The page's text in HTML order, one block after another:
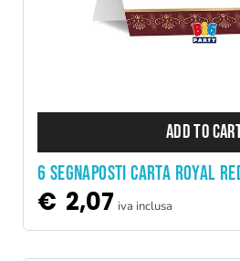
ADD TO
6 SEGNAPOSTI CARTA ROYAL
€ 2,07 iva inclusa